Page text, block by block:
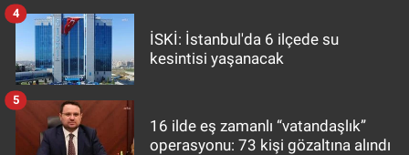
İSKİ: İstanbul'da 6 ilçede su
kesintisi yaşanacak
4
16 ilde eş zamanlı “vatandaşlık”
operasyonu: 73 kişi gözaltına alındı
5